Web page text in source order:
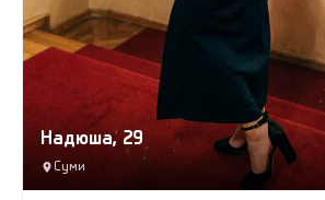
Надюша, 29
Суми